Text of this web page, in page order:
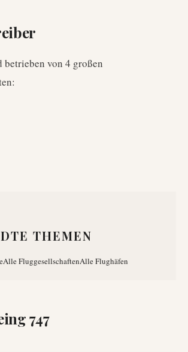
betrieben von 4 großen
:
THEMEN
Alle FluggesellschaftenAlle Flughäfen
747